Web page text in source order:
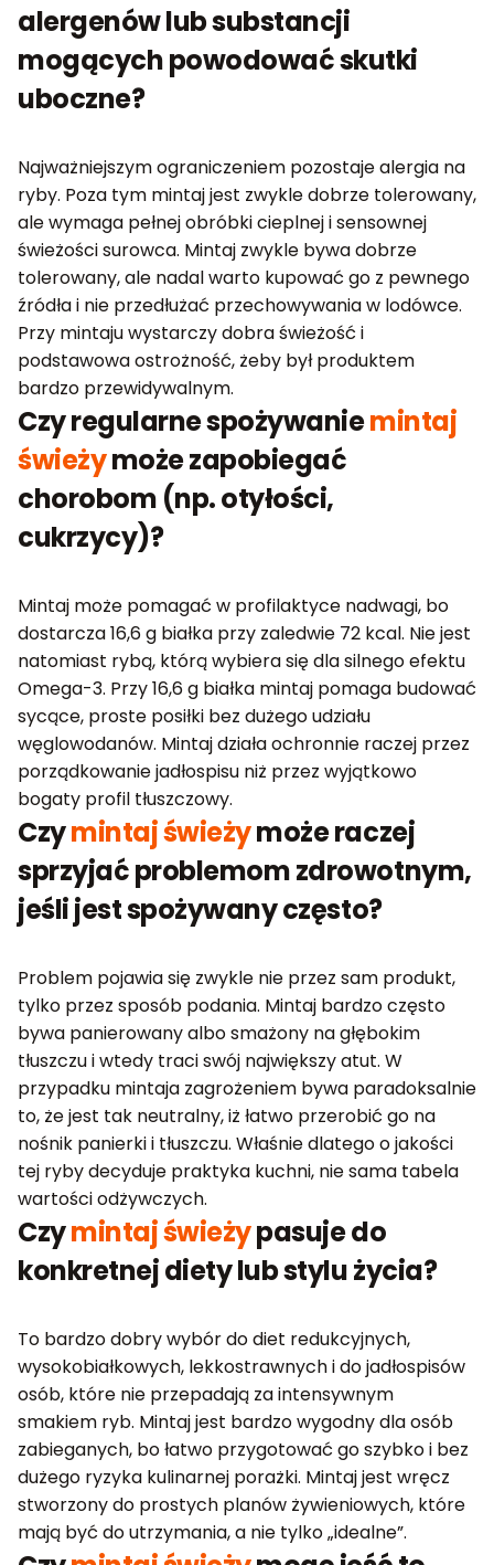
alergenów lub substancji
mogących powodować skutki
uboczne?
Najważniejszym ograniczeniem pozostaje alergia na
ryby. Poza tym mintaj jest zwykle dobrze tolerowany,
ale wymaga pełnej obróbki cieplnej i sensownej
świeżości surowca. Mintaj zwykle bywa dobrze
tolerowany, ale nadal warto kupować go z pewnego
źródła i nie przedłużać przechowywania w lodówce.
Przy mintaju wystarczy dobra świeżość i
podstawowa ostrożność, żeby był produktem
bardzo przewidywalnym.
Czy regularne spożywaniemintaj
świeżymoże zapobiegać
chorobom (np. otyłości,
cukrzycy)?
Mintaj może pomagać w profilaktyce nadwagi, bo
dostarcza 16,6 g białka przy zaledwie 72 kcal. Nie jest
natomiast rybą, którą wybiera się dla silnego efektu
Omega-3. Przy 16,6 g białka mintaj pomaga budować
sycące, proste posiłki bez dużego udziału
węglowodanów. Mintaj działa ochronnie raczej przez
porządkowanie jadłospisu niż przez wyjątkowo
bogaty profil tłuszczowy.
Czymintaj świeżymoże raczej
sprzyjać problemom zdrowotnym,
jeśli jest spożywany często?
Problem pojawia się zwykle nie przez sam produkt,
tylko przez sposób podania. Mintaj bardzo często
bywa panierowany albo smażony na głębokim
tłuszczu i wtedy traci swój największy atut. W
przypadku mintaja zagrożeniem bywa paradoksalnie
to, że jest tak neutralny, iż łatwo przerobić go na
nośnik panierki i tłuszczu. Właśnie dlatego o jakości
tej ryby decyduje praktyka kuchni, nie sama tabela
wartości odżywczych.
Czymintaj świeżypasuje do
konkretnej diety lub stylu życia?
To bardzo dobry wybór do diet redukcyjnych,
wysokobiałkowych, lekkostrawnych i do jadłospisów
osób, które nie przepadają za intensywnym
smakiem ryb. Mintaj jest bardzo wygodny dla osób
zabieganych, bo łatwo przygotować go szybko i bez
dużego ryzyka kulinarnej porażki. Mintaj jest wręcz
stworzony do prostych planów żywieniowych, które
mają być do utrzymania, a nie tylko „idealne”.